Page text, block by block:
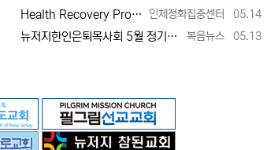
등록자
인체정화집중센터 등록일
05.14
Health Recovery Program 인체정화 집중센터 Health Recovery Program이 태어난 배경은 단순히 하나의 건강…
등록자
복음뉴스 등록일
05.13
뉴저지한인은퇴목사회 5월 정기모임 --- "천국 갈 준비되셨나요?" [2026년 5월 13일 수요일 자 뉴욕일보 기사] ==> https://w…